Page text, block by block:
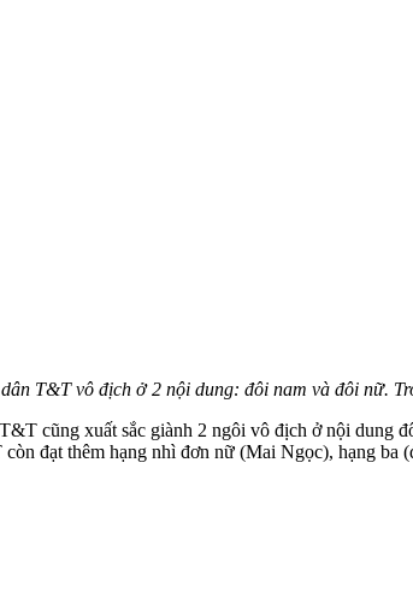
T&T vô địch ở 2 nội dung: đôi nam và đôi nữ.
cũng xuất sắc giành 2 ngôi vô địch ở nội
đạt thêm hạng nhì đơn nữ (Mai Ngọc), hạng ba